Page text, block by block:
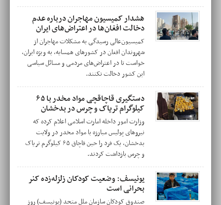
هشدار کمیسیون مهاجران درباره عدم
دخالت افغان‌ها در اعتراض‌های ایران
کمیسیون‌عالی رسیدگی به مشکلات مهاجران از
شهروندان افغان در کشورهای همسایه، به ویژه ایران،
خواست تا در اعتراض‌های مردمی و مسائل سیاسی
این کشور دخالت نکنند.
دستگیری قاچاقچی مواد مخدر با ۶۵
کیلوگرام تریاک و چرس در بدخشان
وزارت امور داخله امارت اسلامی اعلام کرده که
نیروهای پولیس مبارزه با مواد مخدر در ولایت
بدخشان، یک فرد را حین قاچاق ۶۵ کیلوگرم تریاک
و چرس بازداشت کردند.
یونیسف: وضعیت کودکان زلزله‌زده کنر
بحرانی است
صندوق کودکان سازمان ملل متحد (یونیسف) روز